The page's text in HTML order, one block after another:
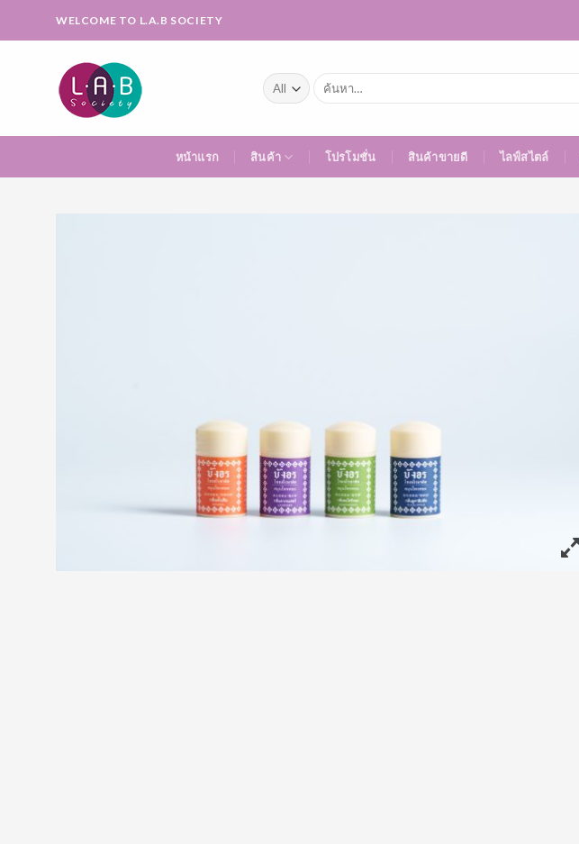
WELCOME TO L.A.B SOCIETY
ค้นหา:
หน้าแรก สินค้า โปรโมชั่น สินค้าขายดี ไลฟ์สไตล์